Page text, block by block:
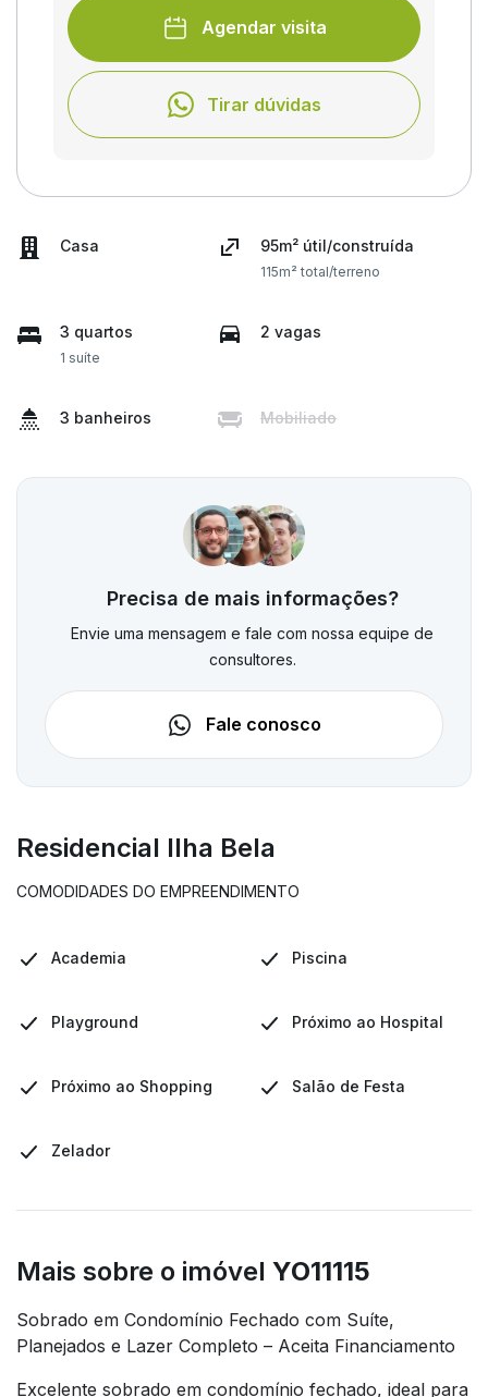
Agendar visita
Tirar dúvidas
Casa 95m² útil/construída
115m² total/terreno
3 quartos
1 suíte
2 vagas
3 banheiros Mobiliado
Precisa de mais informações?
Envie uma mensagem e fale com nossa equipe de
consultores.
Fale conosco
Residencial Ilha Bela
COMODIDADES DO EMPREENDIMENTO
Academia Piscina
Playground Próximo ao Hospital
Próximo ao Shopping Salão de Festa
Zelador
Mais sobre o imóvel YO11115
Sobrado em Condomínio Fechado com Suíte,
Planejados e Lazer Completo – Aceita Financiamento
Excelente sobrado em condomínio fechado, ideal para